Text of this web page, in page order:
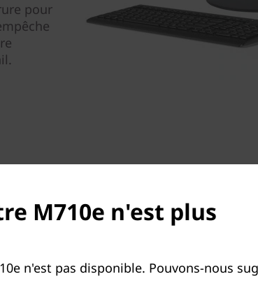
pour
Que ferez-vous de votre temps
M710e n'est plus
n'est pas disponible. Pouvons-nous